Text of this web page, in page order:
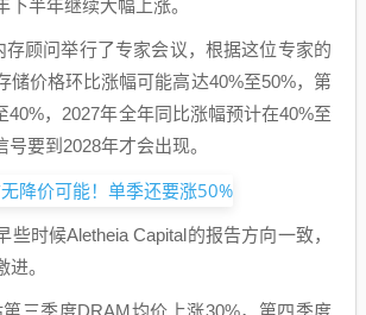
半年继续大幅上涨。
存顾问举行了专家会议，根据这位专家的
储价格环比涨幅可能高达40%至50%，第
40%，2027年全年同比涨幅预计在40%至
要到2028年才会出现。
些时候Aletheia Capital的报告方向一致，
。